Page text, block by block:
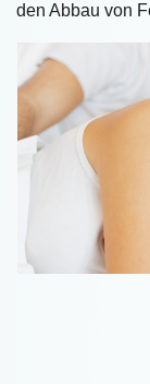
den Abbau von